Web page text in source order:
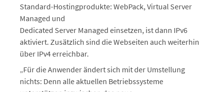
Standard-Hostingprodukte: WebPack, Virtual Server
Managed und
Dedicated Server Managed einsetzen, ist dann IPv6
aktiviert. Zusätzlich sind die Webseiten auch weiterhin
über IPv4 erreichbar.
„Für die Anwender ändert sich mit der Umstellung
nichts: Denn alle aktuellen Betriebssysteme